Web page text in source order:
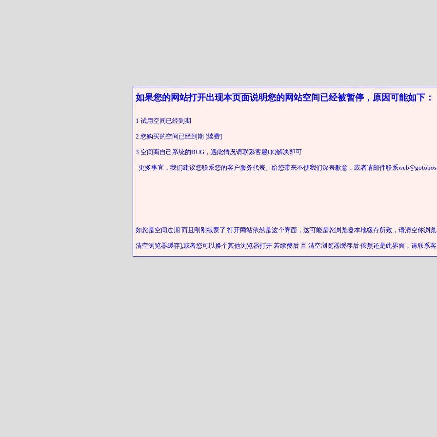
如果您的网站打开出现本页面说明您的网站空间已经被暂停，原因可能如下：
1 试用空间已经到期
2 您购买的空间已经到期 [续费]
3 空间商自己系统的BUG，遇此情况请联系客服QQ解决即可
更多事宜，我们建议您联系您的客户服务代表。给您带来不便我们深表歉意，或者请邮件联系
如您是空间过期 而且刚刚续费了 打开网站依然是这个界面，这可能是您浏览器本地缓存所致，请清空你浏
清空浏览器缓存],或者您可以换个其他浏览器打开 若续费后 且 清空浏览器缓存后 依然还是此界面，请联系